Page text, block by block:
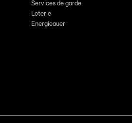
Services de garde
Loterie
Energieauer